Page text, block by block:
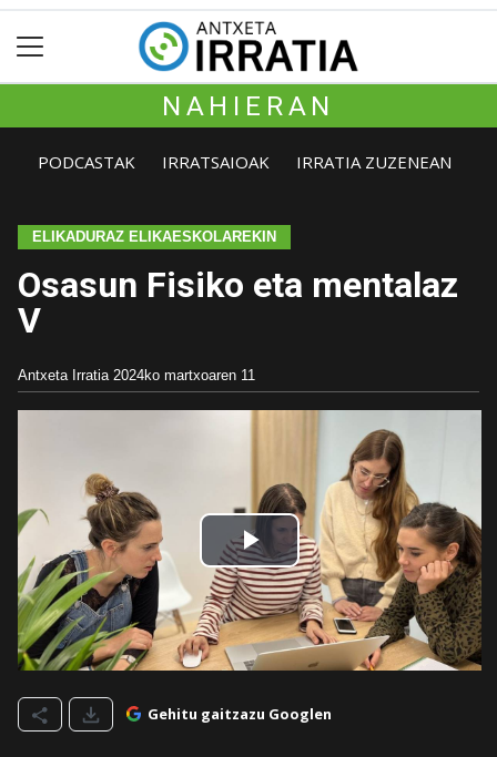
NAHIERAN
PODCASTAK IRRATSAIOAK IRRATIA ZUZENEAN
ELIKADURAZ ELIKAESKOLAREKIN
Osasun Fisiko eta mentalaz
V
Antxeta Irratia 2024ko martxoaren 11
Gehitu gaitzazu Googlen